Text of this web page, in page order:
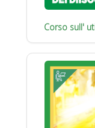
Corso sull'